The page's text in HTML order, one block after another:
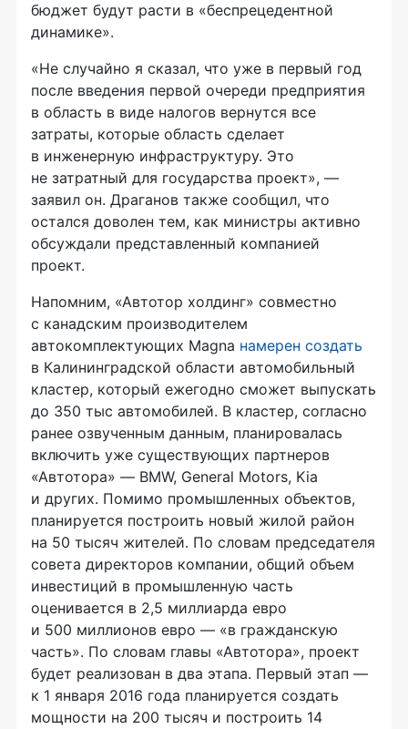
бюджет будут расти в «беспрецедентной
динамике».
«Не случайно я сказал, что уже в первый год
после введения первой очереди предприятия
в область в виде налогов вернутся все
затраты, которые область сделает
в инженерную инфраструктуру. Это
не затратный для государства проект», —
заявил он. Драганов также сообщил, что
остался доволен тем, как министры активно
обсуждали представленный компанией
проект.
Напомним, «Автотор холдинг» совместно
с канадским производителем
автокомплектующих Magna намерен создать
в Калининградской области автомобильный
кластер, который ежегодно сможет выпускать
до 350 тыс автомобилей. В кластер, согласно
ранее озвученным данным, планировалась
включить уже существующих партнеров
«Автотора» — BMW, General Motors, Kia
и других. Помимо промышленных объектов,
планируется построить новый жилой район
на 50 тысяч жителей. По словам председателя
совета директоров компании, общий объем
инвестиций в промышленную часть
оценивается в 2,5 миллиарда евро
и 500 миллионов евро — «в гражданскую
часть». По словам главы «Автотора», проект
будет реализован в два этапа. Первый этап —
к 1 января 2016 года планируется создать
мощности на 200 тысяч и построить 14